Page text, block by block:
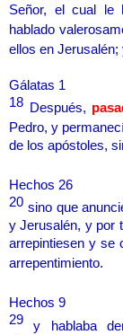
Señor, el cual le
hablado
ellos en
Gálatas 1
18 Después,
Pedro, y
de los apóstoles,
Hechos 26
20 sino que
y Jerusalén, y por
arrepintiesen y se
arrepentimiento.
Hechos 9
29y hablaba